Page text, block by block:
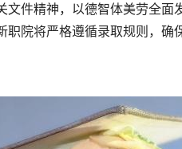
文件精神，以德智体美劳全
院将严格遵循录取规则，确